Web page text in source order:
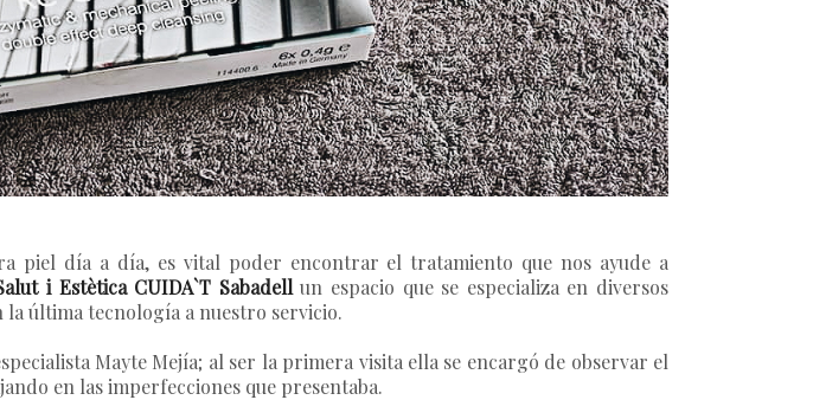
piel día a día, es vital poder encontrar el tratamiento que nos ayude a
i Estètica CUIDA`T Sabadellun espacio que se especializa en diversos
última tecnología a nuestro servicio.
Mayte Mejía; al ser la primera visita ella se encargó de observar el
en las imperfecciones que presentaba.